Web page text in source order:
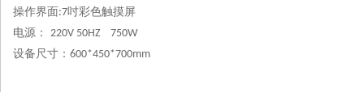
操作界面:7吋彩色触摸屏
电源 ：
220V 50HZ 750W
设备尺寸： 600*450*700mm